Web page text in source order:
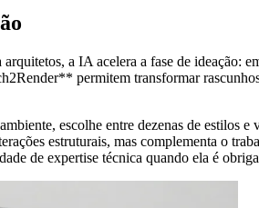
a IA acelera a fase de ideação:
permitem transformar
escolhe entre dezenas de estilos
estruturais, mas complementa o
de expertise técnica quando ela é